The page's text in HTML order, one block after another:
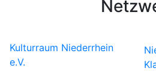
Kulturraum Niederrhein
e.V.